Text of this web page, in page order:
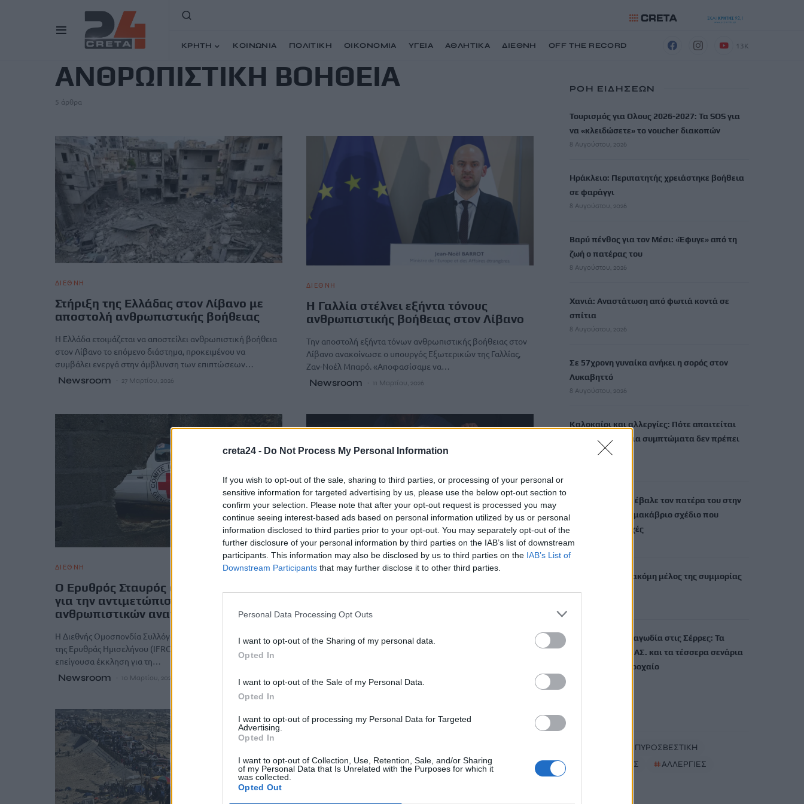
creta24 - Do Not Process My Personal Information
If you wish to opt-out of the sale, sharing to third parties, or processing of your personal or
sensitive information for targeted advertising by us, please use the below opt-out section to
confirm your selection. Please note that after your opt-out request is processed you may
continue seeing interest-based ads based on personal information utilized by us or personal
information disclosed to third parties prior to your opt-out. You may separately opt-out of the
further disclosure of your personal information by third parties on the IAB’s list of downstream
participants. This information may also be disclosed by us to third parties on the IAB’s List of
Downstream Participants that may further disclose it to other third parties.
Personal Data Processing Opt Outs
I want to opt-out of the Sharing of my personal data.
Opted In
I want to opt-out of the Sale of my Personal Data.
Opted In
I want to opt-out of processing my Personal Data for Targeted
Advertising.
Opted In
I want to opt-out of Collection, Use, Retention, Sale, and/or Sharing
of my Personal Data that Is Unrelated with the Purposes for which it
was collected.
Opted Out
ΚΡΗΤΗ ΚΟΙΝΩΝΙΑ ΠΟΛΙΤΙΚΗ ΟΙΚΟΝΟΜΙΑ ΥΓΕΙΑ ΑΘΛΗΤΙΚΑ ΔΙΕΘΝΗ OFF THE RECORD 13K
ΑΝΘΡΩΠΙΣΤΙΚΗ ΒΟΗΘΕΙΑ
5 άρθρα
ΔΙΕΘΝΗ
Στήριξη της Ελλάδας στον Λίβανο με
αποστολή ανθρωπιστικής βοήθειας
Η Ελλάδα ετοιμάζεται να αποστείλει ανθρωπιστική βοήθεια
στον Λίβανο το επόμενο διάστημα, προκειμένου να
συμβάλει ενεργά στην άμβλυνση των επιπτώσεων…
Newsroom 27 Μαρτίου, 2026
ΔΙΕΘΝΗ
Η Γαλλία στέλνει εξήντα τόνους
ανθρωπιστικής βοήθειας στον Λίβανο
Την αποστολή εξήντα τόνων ανθρωπιστικής βοήθειας στον
Λίβανο ανακοίνωσε ο υπουργός Εξωτερικών της Γαλλίας,
Ζαν-Νοέλ Μπαρό. «Αποφασίσαμε να…
Newsroom 11 Μαρτίου, 2026
ΔΙΕΘΝΗ
Ο Ερυθρός Σταυρός απευθύνει έκκληση
για την αντιμετώπιση των
ανθρωπιστικών αναγκών στο Ιράν
Η Διεθνής Ομοσπονδία Συλλόγων του Ερυθρού Σταυρού και
της Ερυθράς Ημισελήνου (IFRC) απηύθυνε σήμερα
επείγουσα έκκληση για τη…
Newsroom 10 Μαρτίου, 2026
ΔΙΕΘΝΗ
εν μέσω ενεργειακής ασφυξίας
Η κυβέρνηση του Μεξικό απέστειλε χθες, Τρίτη, δύο πλοία
του πολεμικού της ναυτικού με ανθρωπιστική βοήθεια προς
Newsroom 25 Φεβρουαρίου, 2026
ΡΟΗ ΕΙΔΗΣΕΩΝ
Τουρισμός για Ολους 2026-2027: Τα SOS για
να «κλειδώσετε» το voucher διακοπών
8 Αυγούστου, 2026
Ηράκλειο: Περιπατητής χρειάστηκε βοήθεια
σε φαράγγι
8 Αυγούστου, 2026
Βαρύ πένθος για τον Μέσι: «Έφυγε» από τη
ζωή ο πατέρας του
8 Αυγούστου, 2026
Χανιά: Αναστάτωση από φωτιά κοντά σε
σπίτια
8 Αυγούστου, 2026
Σε 57χρονη γυναίκα ανήκει η σορός στον
Λυκαβηττό
8 Αυγούστου, 2026
Καλοκαίρι και αλλεργίες: Πότε απαιτείται
προσοχή και ποια συμπτώματα δεν πρέπει
να αγνοούμε
Μυστράς: «Γιατί έβαλε τον πατέρα του στην
κατάψυξη» – Το μακάβριο σχέδιο που
εξετάζουν οι Αρχές
8 Αυγούστου, 2026
Συνελήφθη ένα ακόμη μέλος της συμμορίας
του «Έντικ»
Οικογενειακή τραγωδία στις Σέρρες: Τα
στοιχεία της ΕΛ.ΑΣ. και τα τέσσερα σενάρια
για το μοιραίο τροχαίο
ΠΥΡΟΣΒΕΣΤΙΚΗ
ΛΥΚΑΒΗΤΤΟΣ #ΑΛΛΕΡΓΙΕΣ